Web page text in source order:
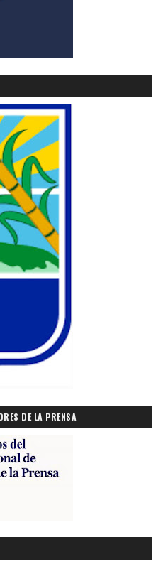
DE LA PRENSA